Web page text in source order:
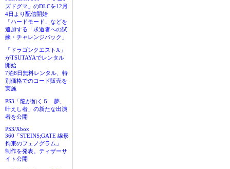
ズドグマ」のDLCを12月
4日より配信開始
「ハードモード」などを
追加する「求道者への試
練・チャレンジパック」
「ドラゴンクエストX」
がTSUTAYAでレンタル
開始
7泊8日無料レンタル、特
別価格でのコード販売を
実施
PS3「龍が如く５ 夢、
叶えし者」の新たな出演
者を公開
PS3/Xbox
360「STEINS;GATE 線形
拘束のフェノグラム」
制作を発表。ティザーサ
イト公開